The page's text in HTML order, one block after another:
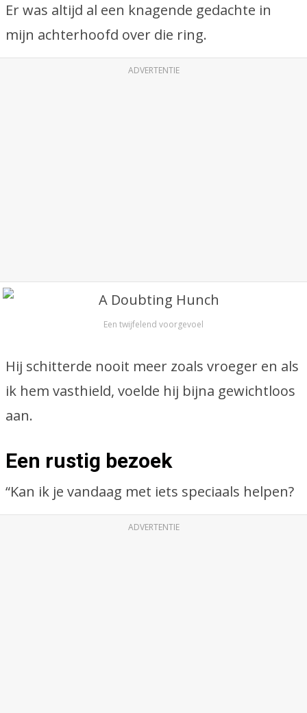
Er was altijd al een knagende gedachte in
mijn achterhoofd over die ring.
ADVERTENTIE
Een twijfelend voorgevoel
Hij schitterde nooit meer zoals vroeger en als
ik hem vasthield, voelde hij bijna gewichtloos
aan.
Een rustig bezoek
“Kan ik je vandaag met iets speciaals helpen?
ADVERTENTIE